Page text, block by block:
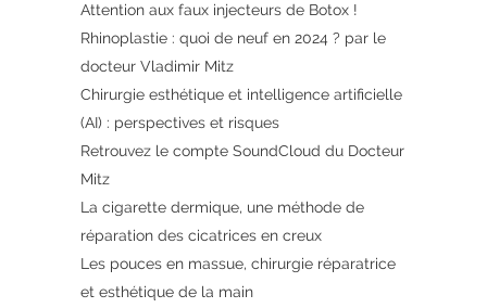
Attention aux faux injecteurs de Botox !
Rhinoplastie : quoi de neuf en 2024 ? par le
docteur Vladimir Mitz
Chirurgie esthétique et intelligence artificielle
(AI) : perspectives et risques
Retrouvez le compte SoundCloud du Docteur
Mitz
La cigarette dermique, une méthode de
réparation des cicatrices en creux
Les pouces en massue, chirurgie réparatrice
et esthétique de la main